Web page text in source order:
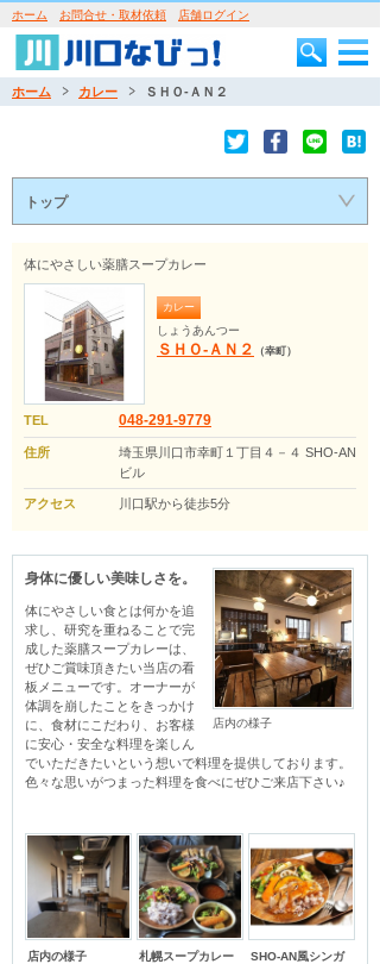
ホーム お問合せ・取材依頼 店舗ログイン
ホーム カレー ＳＨＯ‐ＡＮ２
トップ
体にやさしい薬膳スープカレー
カレー
しょうあんつー
ＳＨＯ‐ＡＮ２ （幸町）
TEL 048-291-9779
住所
埼玉県川口市幸町１丁目４－４ SHO-AN
ビル
アクセス 川口駅から徒歩5分
店内の様子
身体に優しい美味しさを。
体にやさしい食とは何かを追
求し、研究を重ねることで完
成した薬膳スープカレーは、
ぜひご賞味頂きたい当店の看
板メニューです。オーナーが
体調を崩したことをきっかけ
に、食材にこだわり、お客様
に安心・安全な料理を楽しん
でいただきたいという想いで料理を提供しております。
色々な思いがつまった料理を食べにぜひご来店下さい♪
店内の様子 札幌スープカレー
SHO-AN風シンガ